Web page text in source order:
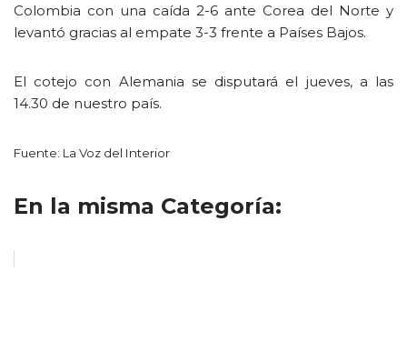
Colombia con una caída 2-6 ante Corea del Norte y
levantó gracias al empate 3-3 frente a Países Bajos.
El cotejo con Alemania se disputará el jueves, a las
14.30 de nuestro país.
Fuente: La Voz del Interior
En la misma Categoría: